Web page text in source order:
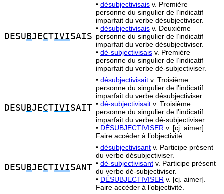
DESU BJECTIVISAIS
• désubjectivisais v. Première
personne du singulier de l’indicatif
imparfait du verbe désubjectiviser.
• désubjectivisais v. Deuxième
personne du singulier de l’indicatif
imparfait du verbe désubjectiviser.
• dé-subjectivisais v. Première
personne du singulier de l’indicatif
imparfait du verbe dé-subjectiviser.
DESU BJECTIVISAIT
• désubjectivisait v. Troisième
personne du singulier de l’indicatif
imparfait du verbe désubjectiviser.
• dé-subjectivisait v. Troisième
personne du singulier de l’indicatif
imparfait du verbe dé-subjectiviser.
• DÉSUBJECTIVISER v. [cj. aimer].
Faire accéder à l’objectivité.
DESU BJECTIVISANT
• désubjectivisant v. Participe présent
du verbe désubjectiviser.
• dé-subjectivisant v. Participe présent
du verbe dé-subjectiviser.
• DÉSUBJECTIVISER v. [cj. aimer].
Faire accéder à l’objectivité.